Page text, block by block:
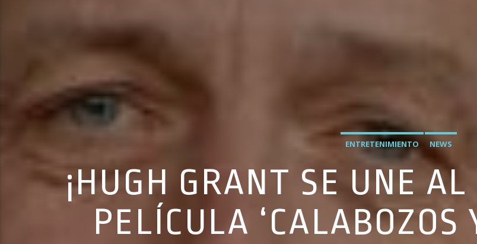
ENTRETENIMIENTO NEWS
¡HUGH GRANT SE UNE
PELÍCULA ‘CALABOZOS